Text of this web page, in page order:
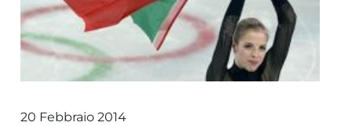
20 Febbraio 2014